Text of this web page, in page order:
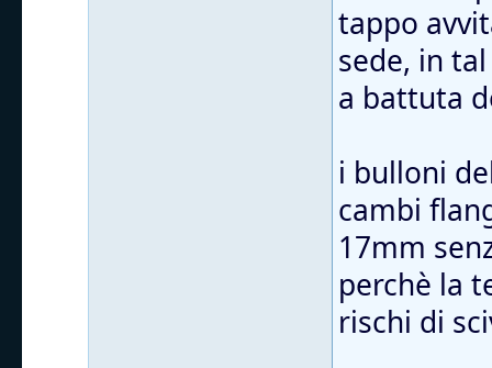
tappo
sede, in
a battuta
i bulloni
cambi
17mm
perchè la
rischi di